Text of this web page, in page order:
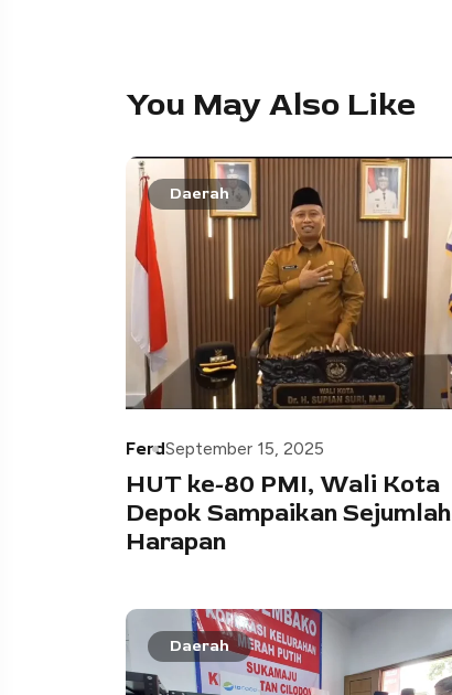
You May Also Like
Daerah
FerdSeptember 15, 2025
HUT ke-80 PMI, Wali Kota
Depok Sampaikan Sejumlah
Harapan
Daerah